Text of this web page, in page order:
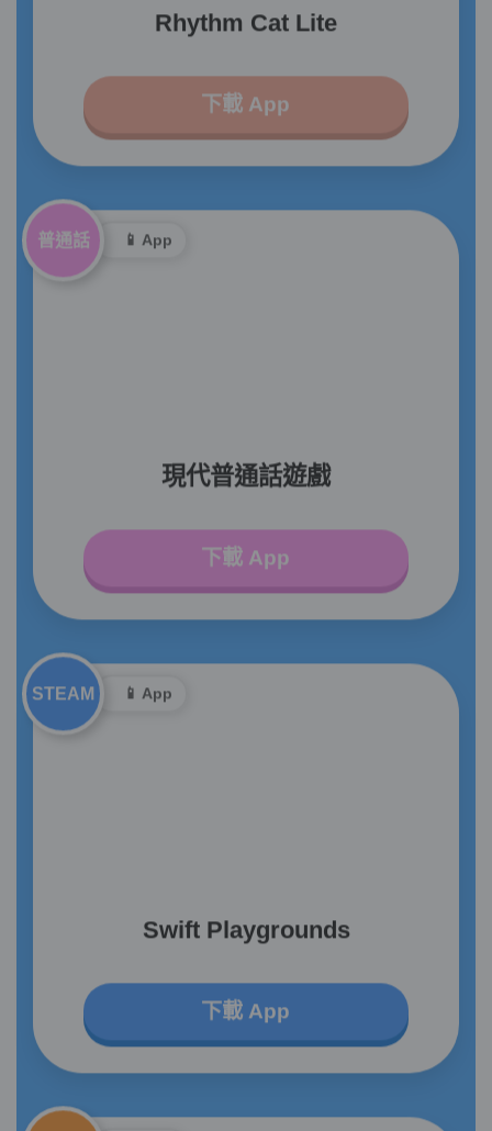
Rhythm Cat Lite
下載 App
普通話 📱 App
現代普通話遊戲
下載 App
STEAM 📱 App
Swift Playgrounds
下載 App